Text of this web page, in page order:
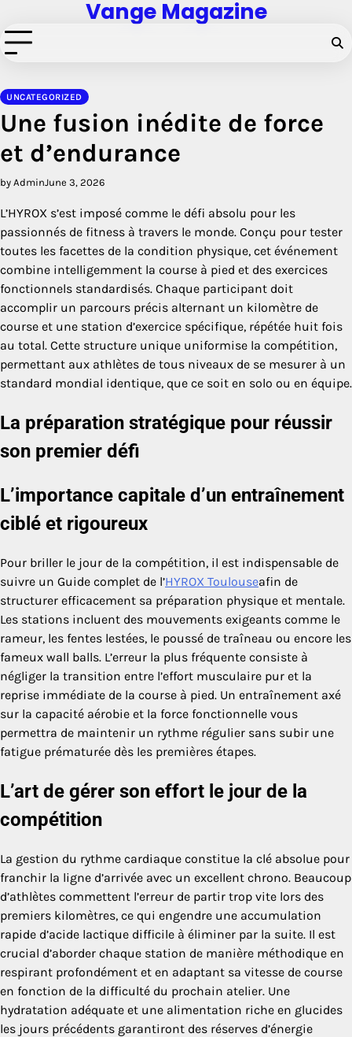
to
content
Vange Magazine
UNCATEGORIZED
Une fusion inédite de force
et d’endurance
by AdminJune 3, 2026
L’HYROX s’est imposé comme le défi absolu pour les
passionnés de fitness à travers le monde. Conçu pour tester
toutes les facettes de la condition physique, cet événement
combine intelligemment la course à pied et des exercices
fonctionnels standardisés. Chaque participant doit
accomplir un parcours précis alternant un kilomètre de
course et une station d’exercice spécifique, répétée huit fois
au total. Cette structure unique uniformise la compétition,
permettant aux athlètes de tous niveaux de se mesurer à un
standard mondial identique, que ce soit en solo ou en équipe.
La préparation stratégique pour réussir
son premier défi
L’importance capitale d’un entraînement
ciblé et rigoureux
Pour briller le jour de la compétition, il est indispensable de
suivre un Guide complet de l’HYROX Toulouseafin de
structurer efficacement sa préparation physique et mentale.
Les stations incluent des mouvements exigeants comme le
rameur, les fentes lestées, le poussé de traîneau ou encore les
fameux wall balls. L’erreur la plus fréquente consiste à
négliger la transition entre l’effort musculaire pur et la
reprise immédiate de la course à pied. Un entraînement axé
sur la capacité aérobie et la force fonctionnelle vous
permettra de maintenir un rythme régulier sans subir une
fatigue prématurée dès les premières étapes.
L’art de gérer son effort le jour de la
compétition
La gestion du rythme cardiaque constitue la clé absolue pour
franchir la ligne d’arrivée avec un excellent chrono. Beaucoup
d’athlètes commettent l’erreur de partir trop vite lors des
premiers kilomètres, ce qui engendre une accumulation
rapide d’acide lactique difficile à éliminer par la suite. Il est
crucial d’aborder chaque station de manière méthodique en
respirant profondément et en adaptant sa vitesse de course
en fonction de la difficulté du prochain atelier. Une
hydratation adéquate et une alimentation riche en glucides
les jours précédents garantiront des réserves d’énergie